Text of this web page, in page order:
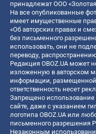
принадлежат ООО
На все опубликованные
имеет имущественные
«Об авторских правах и
без письменного
использовать, они не
переводу,
Редакция OBOZ.UA может
изложенную в авторском
информации,
ответственность несет
Запрещено
сайте, даже с указанием
логотипа OBOZ.UA или
письменного разрешения
Незаконным